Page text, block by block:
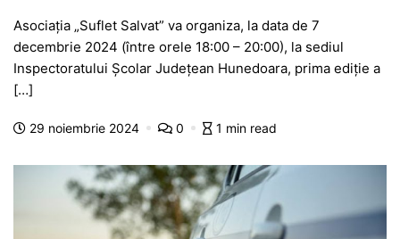
c
e
o
at
s
p
s
s
n
er
itt
er
e
gr
m
s
s
g
ta
je
z
Asociația „Suflet Salvat” va organiza, la data de 7
decembrie 2024 (între orele 18:00 – 20:00), la sediul
Inspectoratului Școlar Județean Hunedoara, prima ediție a
[…]
29 noiembrie 2024 0 1 min read